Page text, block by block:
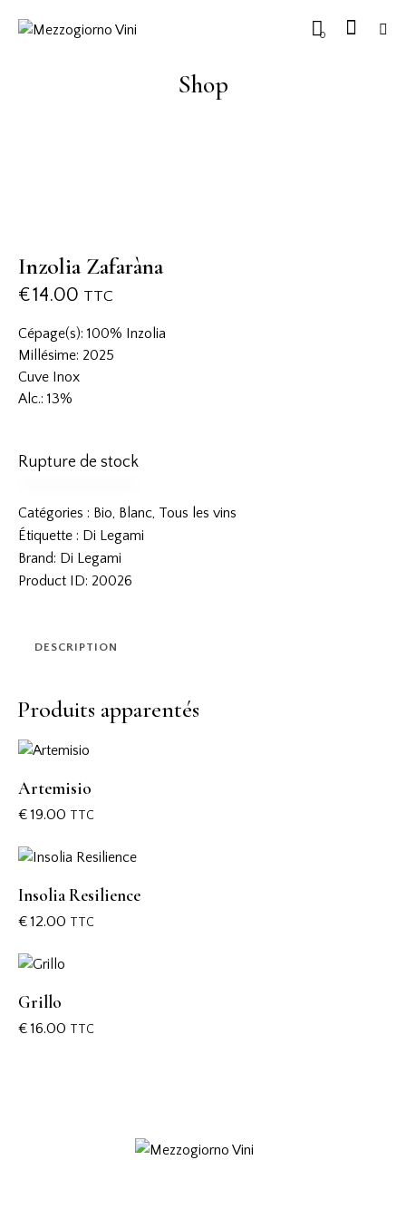
0
Shop
Inzolia Zafaràna
€14.00 TTC
Cépage(s): 100% Inzolia
Millésime: 2025
Cuve Inox
Alc.: 13%
Rupture de stock
Catégories : Bio, Blanc, Tous les vins
Étiquette : Di Legami
Brand: Di Legami
Product ID: 20026
DESCRIPTION
Produits apparentés
Artemisio
€ 19.00 TTC
Insolia Resilience
€ 12.00 TTC
Grillo
€ 16.00 TTC